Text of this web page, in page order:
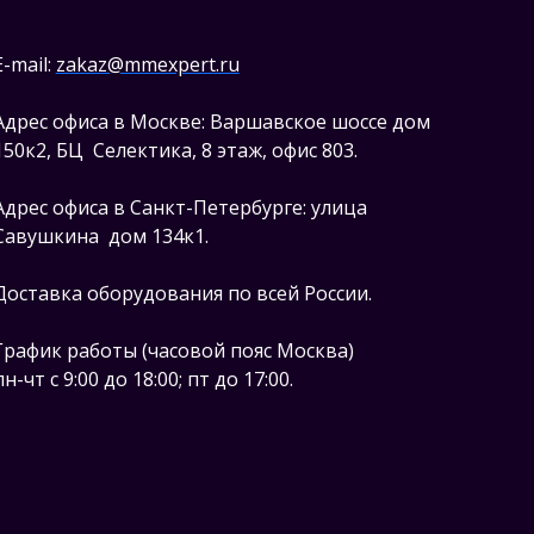
mail: zakaz@mmexpert.ru
офиса в Москве: Варшавское шоссе дом
БЦ Селектика, 8 этаж, офис 803.
офиса в Санкт-Петербурге: улица
дом 134к1.
оборудования по всей России.
работы (часовой пояс Москва)
чт с 9:00 до 18:00; пт до 17:00.